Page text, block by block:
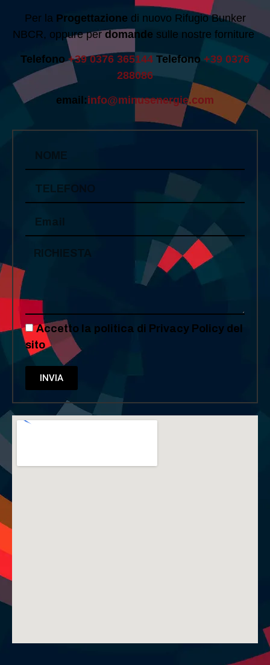
Per la Progettazione di nuovo Rifugio Bunker
NBCR, oppure perdomande sulle nostre forniture
Telefono+39 0376 365144 Telefono +39 0376
288086
email:info@minusenergie.com
Accetto la politica di Privacy Policy del
sito
INVIA